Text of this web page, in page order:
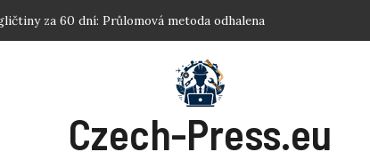
za 60 dní: Průlomová metoda odhalena
Decathlon brigáda: Tajné tipy, jak vydělat více!
Ovládněte sociální sítě za 7 dní – tajný recept
konzultanti: Nečekaně vysoké platy odhaleny!
lídrem: Skutečným lídrem hned: Veďte svou kariéru k vrcholu v
Czech-Press.eu